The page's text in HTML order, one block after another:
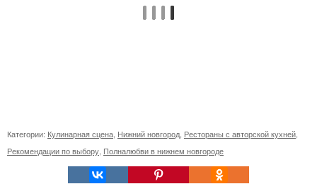
Категории: Кулинарная сцена Нижний новгород Рестораны с авторской кухней
Рекомендации по выбору Полналюбви в нижнем новгороде